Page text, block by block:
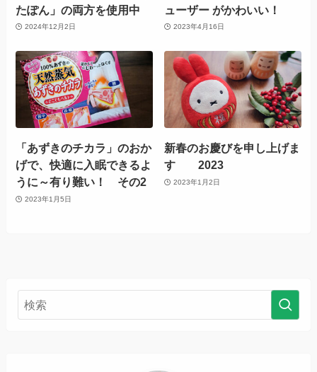
たぽん」の両方を使用中
2024年12月2日
ューザー がかわいい！
2023年4月16日
「あずきのチカラ」のおか
げで、快適に入眠できるよ
うに～有り難い！ その2
2023年1月5日
新春のお慶びを申し上げま
す 2023
2023年1月2日